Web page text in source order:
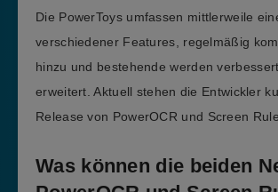
Die PowerToys umfassen mittlerweile
verschiedener Features, regelmäßig
hinzu und bestehende werden verbessert
erweitert. Aktuell stehen die Entwickler
Release von PowerOCR und Screen
Was können die beiden